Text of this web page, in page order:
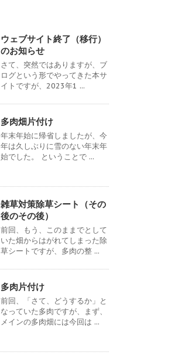
ウェブサイト終了（移行）
のお知らせ
さて、突然ではありますが、ブ
ログという形でやってきた本サ
イトですが、2023年1 ...
多肉畑片付け
年末年始に帰省しましたが、今
年は久しぶりに雪のない年末年
始でした。 ということで ...
雑草対策除草シート（その
後のその後）
前回、もう、このままでとして
いた畑からはがれてしまった除
草シートですが、多肉の整 ...
多肉片付け
前回、「さて、どうするか」と
なっていた多肉ですが、まず、
メインの多肉畑には今回は ...